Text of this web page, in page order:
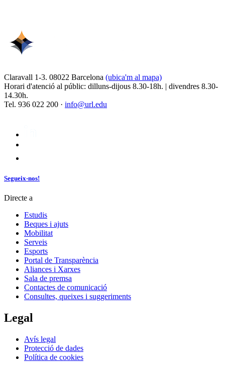
Claravall 1-3. 08022 Barcelona (ubica'm al mapa)
Horari d'atenció al públic: dilluns-dijous 8.30-18h. | divendres 8.30-
14.30h.
Tel. 936 022 200 · info@url.edu
Segueix-nos!
Directe a
Estudis
Beques i ajuts
Mobilitat
Serveis
Esports
Portal de Transparència
Aliances i Xarxes
Sala de premsa
Contactes de comunicació
Consultes, queixes i suggeriments
Legal
Avís legal
Protecció de dades
Política de cookies